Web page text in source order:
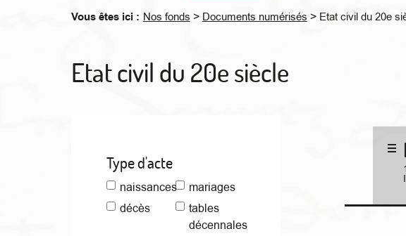
Vous êtes ici : Nos fonds > Documents numérisés > Etat civil du 20e
Etat civil du 20e siècle
Type d'acte
naissances
mariages
décès
tables
décennales